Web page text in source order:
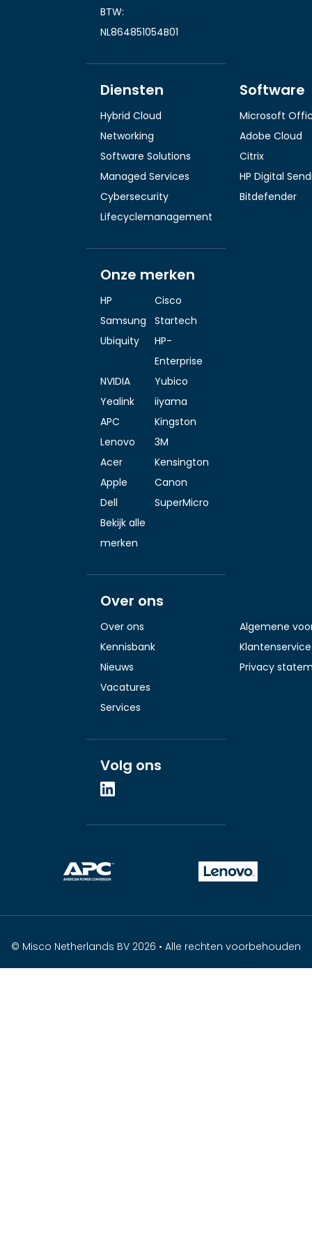
BTW:
NL864851054B01
Diensten
Hybrid Cloud
Networking
Software Solutions
Managed Services
Cybersecurity
Lifecyclemanagement
Software
Microsoft
Adobe Cloud
Citrix
HP Digital
Bitdefender
Onze merken
HP
Cisco
Samsung
Startech
Ubiquity
HP-
Enterprise
NVIDIA
Yubico
Yealink
iiyama
APC
Kingston
Lenovo
3M
Acer
Kensington
Apple
Canon
Dell
SuperMicro
Bekijk alle
merken
Over ons
Over ons
Kennisbank
Nieuws
Vacatures
Services
Algemene
Klantenservice
Privacy
Volg ons
© Misco Netherlands BV 2026 • Alle rechten voorbehouden